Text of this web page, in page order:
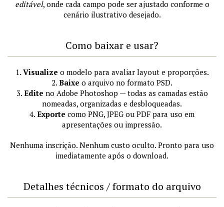
editável, onde cada campo pode ser ajustado conforme o
cenário ilustrativo desejado.
Como baixar e usar?
1. Visualize o modelo para avaliar layout e proporções.
2. Baixe o arquivo no formato PSD.
3. Edite no Adobe Photoshop — todas as camadas estão
nomeadas, organizadas e desbloqueadas.
4. Exporte como PNG, JPEG ou PDF para uso em
apresentações ou impressão.
Nenhuma inscrição. Nenhum custo oculto. Pronto para uso
imediatamente após o download.
Detalhes técnicos / formato do arquivo